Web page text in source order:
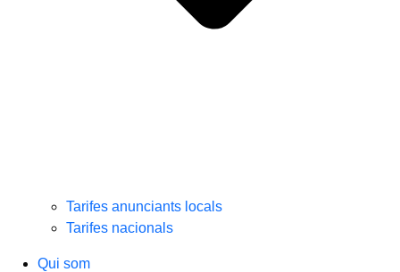
Tarifes anunciants locals
Tarifes nacionals
Qui som